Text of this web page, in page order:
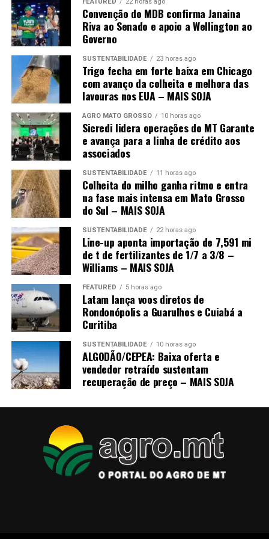
Concessão de Aval (CCA). Esta comissão é destinada à
manutenção do próprio fundo e tem o objetivo de
contribuir para o aumento de recursos e beneficiar o maior
número de negócios ao longo do tempo.
Convenção do MDB confirma Janaina
Riva ao Senado e apoio a Wellington ao
Governo
SUSTENTABILIDADE 23 horas ago
Trigo fecha em forte baixa em Chicago
com avanço da colheita e melhora das
lavouras nos EUA – MAIS SOJA
AGRO MATO GROSSO 10 horas ago
Sicredi lidera operações do MT Garante
e avança para a linha de crédito aos
associados
SUSTENTABILIDADE 11 horas ago
Colheita do milho ganha ritmo e entra
na fase mais intensa em Mato Grosso
do Sul – MAIS SOJA
SUSTENTABILIDADE 22 horas ago
Line-up aponta importação de 7,591 mi
de t de fertilizantes de 1/7 a 3/8 –
Williams – MAIS SOJA
FEATURED 5 horas ago
Latam lança voos diretos de
Rondonópolis a Guarulhos e Cuiabá a
Curitiba
SUSTENTABILIDADE 10 horas ago
ALGODÃO/CEPEA: Baixa oferta e
vendedor retraído sustentam
recuperação de preço – MAIS SOJA